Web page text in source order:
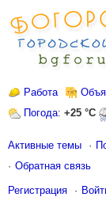
Работа
Погода: +25 °C
Активные темы
Обратная связь
Регистрация